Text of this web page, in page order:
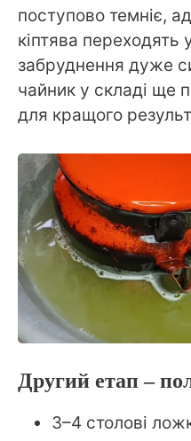
поступово темніє,
кіптява
забруднення дуже
чайник у складі ще
для кращого
Другий етап –
3–4 столові